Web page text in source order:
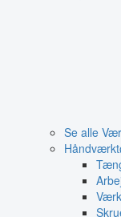
Se alle